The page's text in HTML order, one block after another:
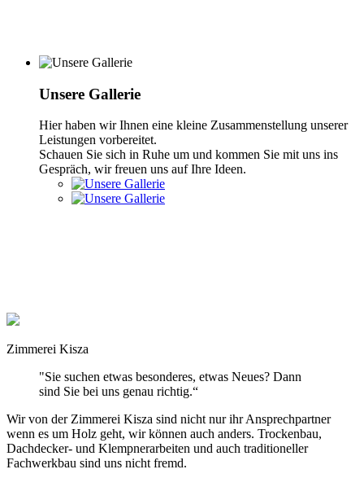
Unsere Gallerie
Hier haben wir Ihnen eine kleine Zusammenstellung unserer
Leistungen vorbereitet.
Schauen Sie sich in Ruhe um und kommen Sie mit uns ins
Gespräch, wir freuen uns auf Ihre Ideen.
Zimmerei Kisza
"Sie suchen etwas besonderes, etwas Neues? Dann
sind Sie bei uns genau richtig.“
Wir von der Zimmerei Kisza sind nicht nur ihr Ansprechpartner
wenn es um Holz geht, wir können auch anders. Trockenbau,
Dachdecker- und Klempnerarbeiten und auch traditioneller
Fachwerkbau sind uns nicht fremd.